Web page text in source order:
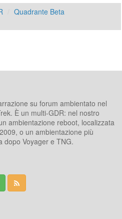
Quadrante Beta
su forum ambientato nel
È un multi-GDR: nel nostro
ambientazione reboot, localizzata
o un ambientazione più
dopo Voyager e TNG.